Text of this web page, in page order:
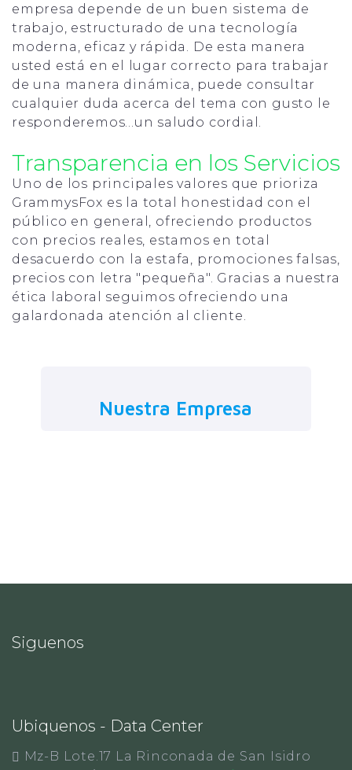
empresa depende de un buen sistema de
trabajo, estructurado de una tecnología
moderna, eficaz y rápida. De esta manera
usted está en el lugar correcto para trabajar
de una manera dinámica, puede consultar
cualquier duda acerca del tema con gusto le
responderemos...un saludo cordial.
Transparencia en los Servicios
Uno de los principales valores que prioriza
GrammysFox es la total honestidad con el
público en general, ofreciendo productos
con precios reales, estamos en total
desacuerdo con la estafa, promociones falsas,
precios con letra "pequeña". Gracias a nuestra
ética laboral seguimos ofreciendo una
galardonada atención al cliente.
Nuestra Empresa
Siguenos
Ubiquenos - Data Center
Mz-B Lote.17 La Rinconada de San Isidro